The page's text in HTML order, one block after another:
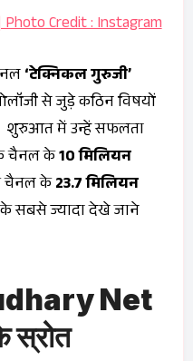
‘टेक्निकल गुरुजी’
से जुड़े कठिन विषयों
शुरुआत में उन्हें सफलता
चैनल के10 मिलियन
चैनल के23.7 मिलियन
सबसे ज्यादा देखे जाने
Net
स्रोत